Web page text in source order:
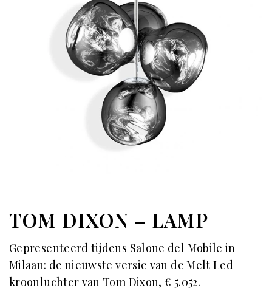
TOM DIXON – LAMP
Gepresenteerd tijdens Salone del Mobile in
Milaan: de nieuwste versie van de Melt Led
kroonluchter van Tom Dixon, € 5.052.